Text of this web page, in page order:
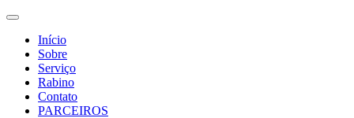
Início
Sobre
Serviço
Rabino
Contato
PARCEIROS